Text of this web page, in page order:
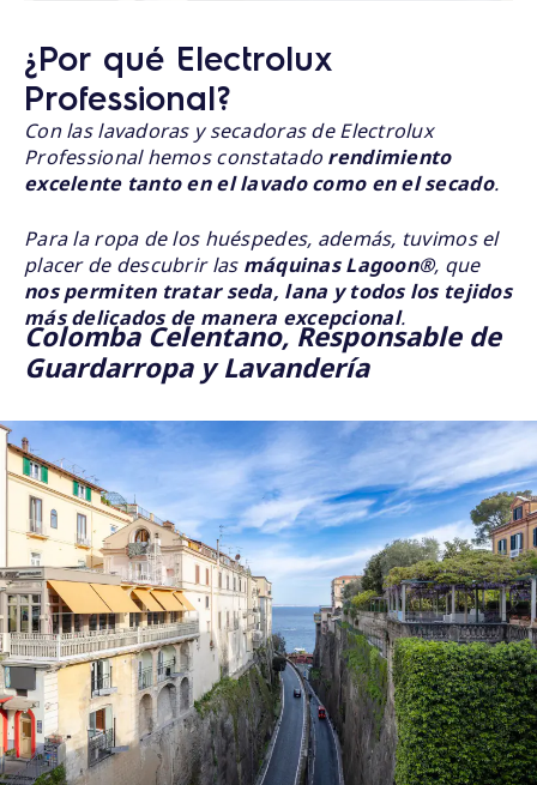
¿Por qué Electrolux
Professional?
Con las lavadoras y secadoras de Electrolux
Professional hemos constatado rendimiento
excelente tanto en el lavado como en el secado.
Para la ropa de los huéspedes, además, tuvimos el
placer de descubrir las máquinas Lagoon®, que
nos permiten tratar seda, lana y todos los tejidos
más delicados de manera excepcional.
Colomba Celentano, Responsable de
Guardarropa y Lavandería